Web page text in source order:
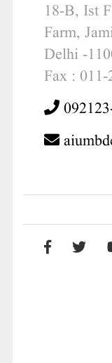
18-B, Ist
Farm,
Delhi -
Fax : 011-